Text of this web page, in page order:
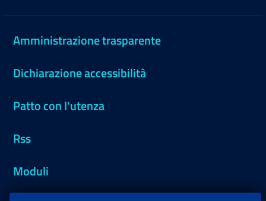
Amministrazione trasparente
Dichiarazione accessibilità
Patto con l'utenza
Rss
Moduli